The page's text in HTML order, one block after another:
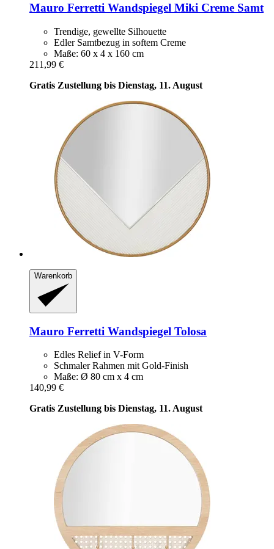
Mauro Ferretti Wandspiegel Miki Creme Samt
Trendige, gewellte Silhouette
Edler Samtbezug in softem Creme
Maße: 60 x 4 x 160 cm
211,99 €
Gratis Zustellung bis Dienstag, 11. August
Warenkorb
Mauro Ferretti Wandspiegel Tolosa
Edles Relief in V-Form
Schmaler Rahmen mit Gold-Finish
Maße: Ø 80 cm x 4 cm
140,99 €
Gratis Zustellung bis Dienstag, 11. August